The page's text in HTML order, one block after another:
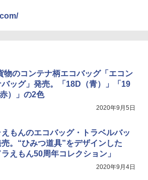
新しい日本地理 地図・統計・移動から読み
簡単設置 ポップアップテント エクルベージ
(BC仕様) PATC-150B(EB)
コールマン) ツーリングドーム/LD
2人用 3人用 キャンプ アウトドア フェス
納 コンパクト 簡単設営 カンガルーテント
ロキャンプ ソロテント
￥1,180
7,299
物のコンテナ柄エコバッグ「エコン
バッグ」発売。「18D（青）」「19
）」の2色
2020年9月5日
えもんのエコバッグ・トラベルバッ
売。“ひみつ道具”をデザインした
ラえもん50周年コレクション」
2020年9月4日